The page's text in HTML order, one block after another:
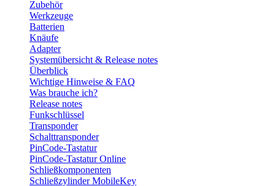
Zubehör
Werkzeuge
Batterien
Knäufe
Adapter
Systemübersicht & Release notes
Überblick
Wichtige Hinweise & FAQ
Was brauche ich?
Release notes
Funkschlüssel
Transponder
Schalttransponder
PinCode-Tastatur
PinCode-Tastatur Online
Schließkomponenten
Schließzylinder MobileKey